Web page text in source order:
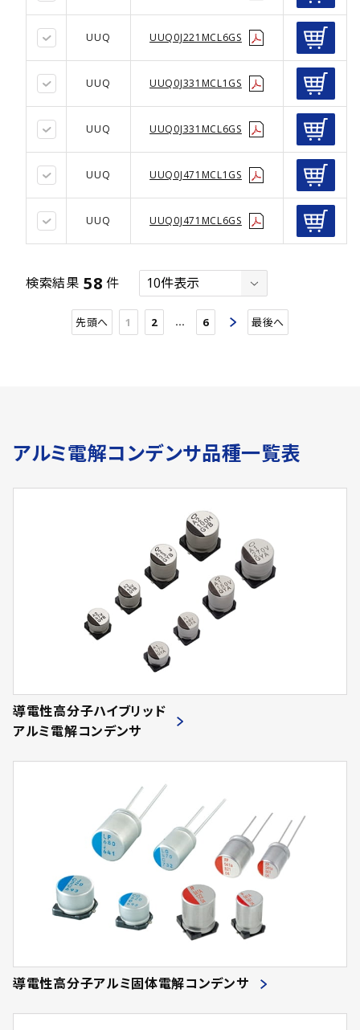
UUQ UUQ0J221MCL6GS
UUQ UUQ0J331MCL1GS
UUQ UUQ0J331MCL6GS
UUQ UUQ0J471MCL1GS
UUQ UUQ0J471MCL6GS
検索結果 58 件
先頭へ 1 2 … 6 最後へ
アルミ電解コンデンサ品種一覧表
導電性高分子ハイブリッド
アルミ電解コンデンサ
導電性高分子アルミ固体電解コンデンサ